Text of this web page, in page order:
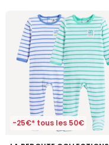
-25€* tous les 50€